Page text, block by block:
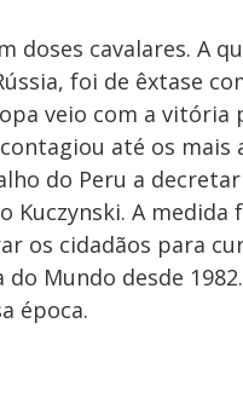
doses cavalares. A
foi de êxtase
veio com a vitória
até os mais
do Peru a
Kuczynski. A
os cidadãos para
Mundo desde
época.